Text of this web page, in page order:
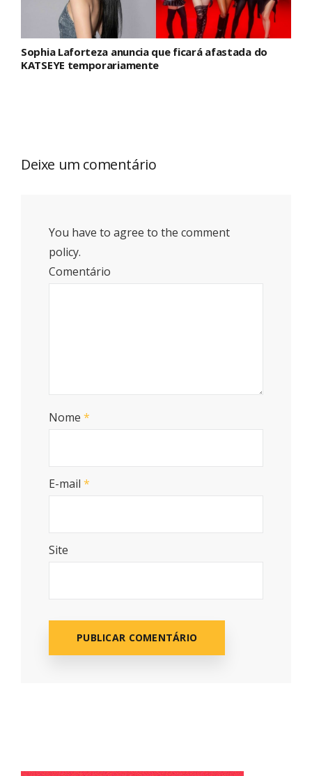
Sophia Laforteza anuncia que ficará afastada do
KATSEYE temporariamente
Deixe um comentário
You have to agree to the comment
policy.
Comentário
Nome *
E-mail *
Site